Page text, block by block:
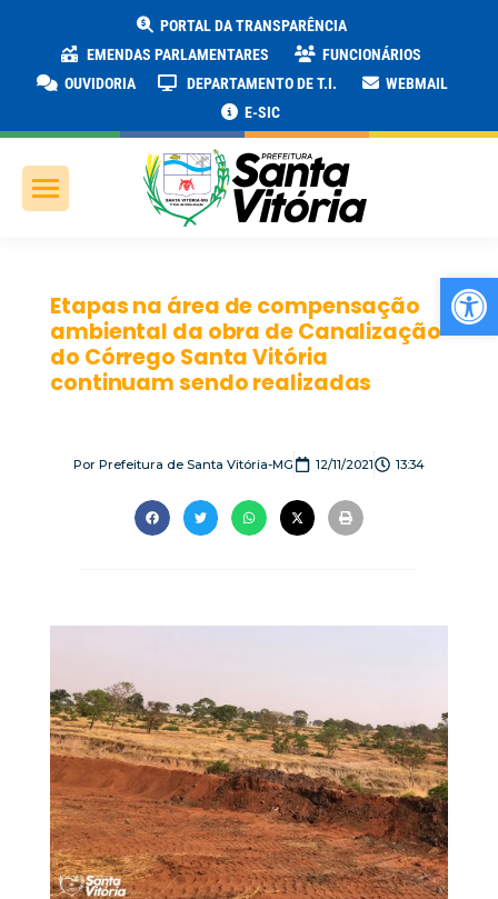
PORTAL DA TRANSPARÊNCIA
EMENDAS PARLAMENTARES
FUNCIONÁRIOS
OUVIDORIA
DEPARTAMENTO DE T.I.
WEBMAIL
E-SIC
Etapas na área de compensação
ambiental da obra de Canalização
do Córrego Santa Vitória
continuam sendo realizadas
Por Prefeitura de Santa Vitória-MG 12/11/2021 13:34